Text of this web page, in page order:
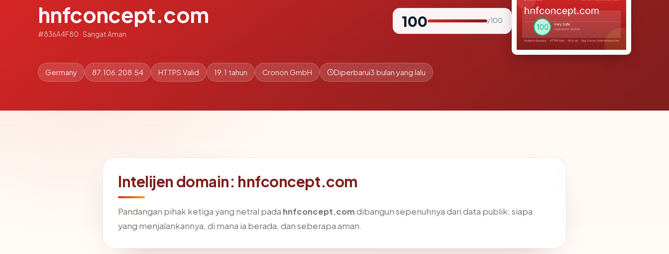
hnfconcept.com
#836A4F80 · Sangat Aman
100 / 100
Germany 87.106.208.54 HTTPS Valid 19.1 tahun Cronon GmbH Diperbarui3 bulan yang lalu
Intelijen domain: hnfconcept.com
Pandangan pihak ketiga yang netral pada hnfconcept.comdibangun sepenuhnya dari data publik: siapa
yang menjalankannya, di mana ia berada, dan seberapa aman.